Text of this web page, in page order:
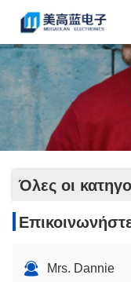
Όλες οι
Mrs. Dannie